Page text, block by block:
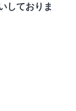
しておりま